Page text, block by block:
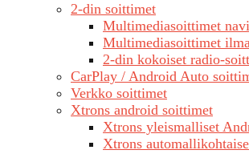
2-din soittimet
Multimediasoittimet
Multimediasoittimet
2-din kokoiset radio-
CarPlay / Android Auto
Verkko soittimet
Xtrons android soittimet
Xtrons yleismalliset
Xtrons